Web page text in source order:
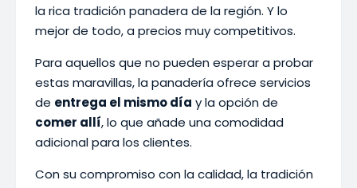
la rica tradición panadera de la región. Y lo
mejor de todo, a precios muy competitivos.
Para aquellos que no pueden esperar a probar
estas maravillas, la panadería ofrece servicios
de entrega el mismo día y la opción de
comer allí, lo que añade una comodidad
adicional para los clientes.
Con su compromiso con la calidad, la tradición